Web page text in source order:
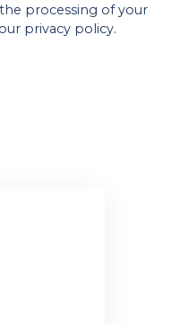
processing of your
privacy policy.